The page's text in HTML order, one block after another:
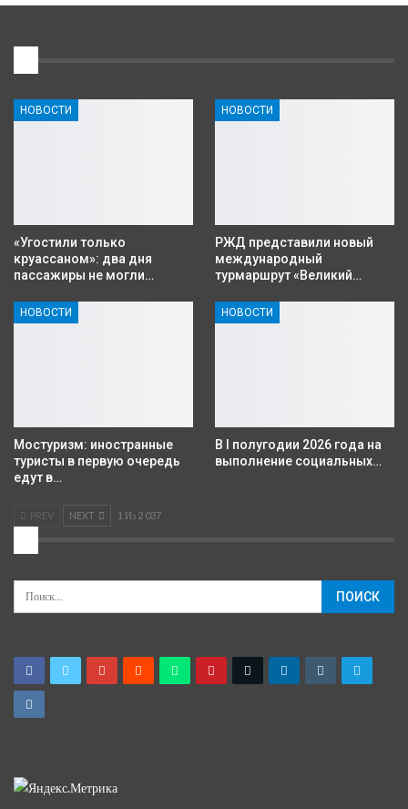
НОВОСТИ
«Угостили только
круассаном»: два дня
пассажиры не могли…
НОВОСТИ
РЖД представили новый
международный
турмаршрут «Великий…
НОВОСТИ
Мостуризм: иностранные
туристы в первую очередь
едут в…
НОВОСТИ
В I полугодии 2026 года на
выполнение социальных…
PREV NEXT 1 Из 2 037